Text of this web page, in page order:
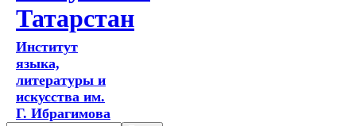
Татарстан
Институт
языка,
литературы и
искусства им.
Г. Ибрагимова